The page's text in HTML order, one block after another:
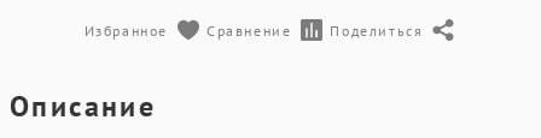
Избранное Сравнение Поделиться
Описание